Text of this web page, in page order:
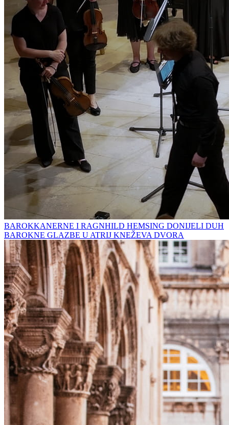
BAROKKANERNE I RAGNHILD HEMSING DONIJELI DUH
BAROKNE GLAZBE U ATRIJ KNEŽEVA DVORA